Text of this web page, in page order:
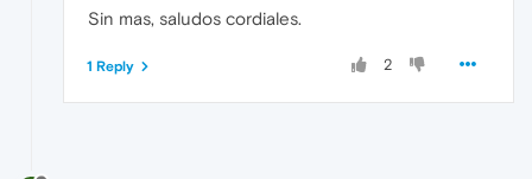
Sin mas, saludos cordiales.
2
1 Reply